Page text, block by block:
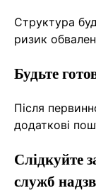
Структура
ризик
Будьте
Після
додаткові
Слідкуйте
служб